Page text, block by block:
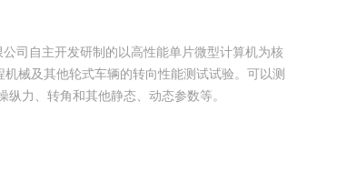
司自主开发研制的以高性能单片微型计算机为核
械及其他轮式车辆的转向性能测试试验。可以测
力、转角和其他静态、动态参数等。